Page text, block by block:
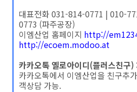
대표전화 031-814-0771 | 010-
0773 (파주공장)
이엠산업 홈페이지 http://
http://ecoem.modoo.at
카카오톡 옐로아이디(플러스친구)
카카오톡에서 이엠산업을 친구추
객상담 가능.